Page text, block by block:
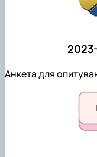
Анкета для